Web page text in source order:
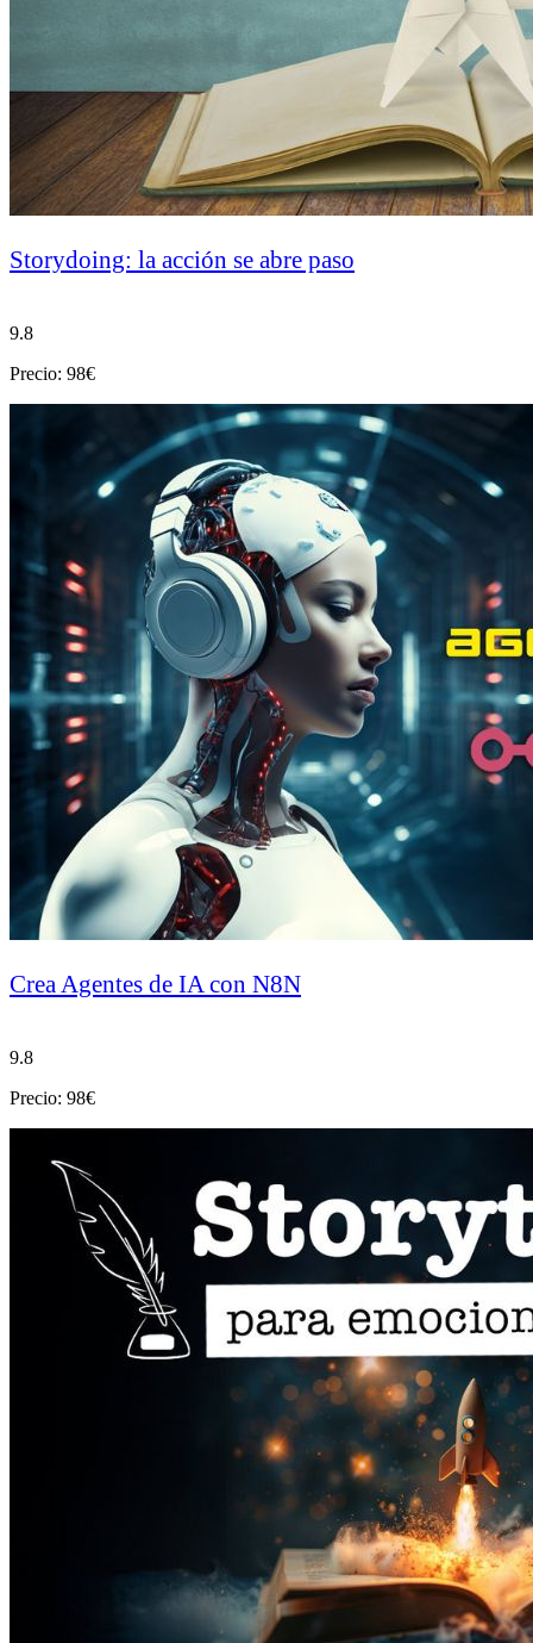
Storydoing: la acción se abre paso
9.8
Precio: 98€
Crea Agentes de IA con N8N
9.8
Precio: 98€